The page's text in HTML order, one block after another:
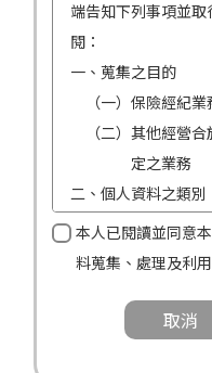
端告知下列事項並
閱：
一、蒐集之目的
（一）保險經紀業
（二）其他經營
定之業務
二、個人資料之類別
（一）姓名
（二）性別
三、個人資料利用
（一）期間：蒐
本人已閱讀並同意
料蒐集、處理及利